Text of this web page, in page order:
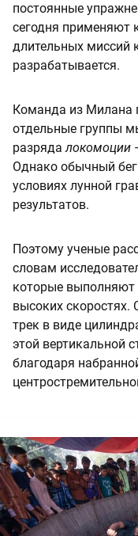
постоянные
сегодня
длительных миссий
разрабатывается.
Команда из Милана
отдельные группы
разрядалокомоции
Однако обычный
условиях лунной
результатов.
Поэтому ученые
словам
которые выполняют
высоких скоростях.
трек в виде
этой вертикальной
благодаря